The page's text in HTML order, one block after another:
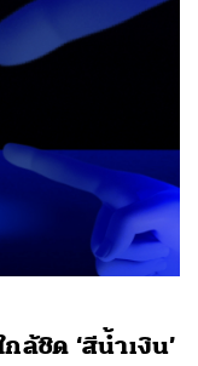
ล้ชิด ‘สีน้ำเงิน’